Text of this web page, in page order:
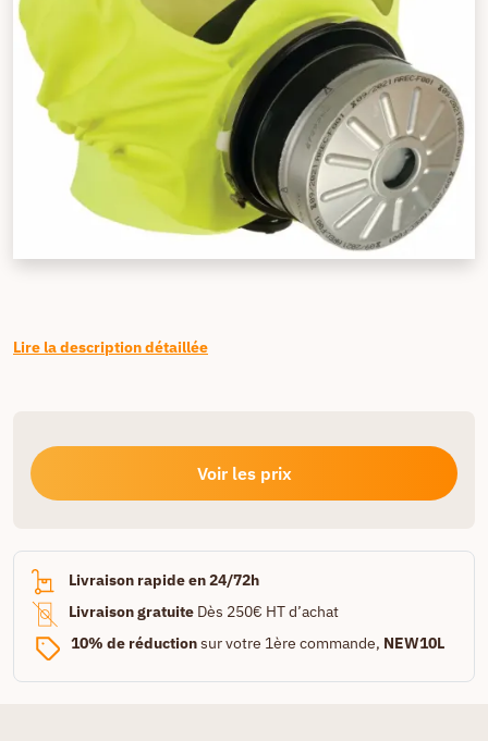
Lire la description détaillée
Voir les prix
Livraison rapide en 24/72h
Livraison gratuite Dès 250€ HT d’achat
10% de réductionsur votre 1ère commande, NEW10L